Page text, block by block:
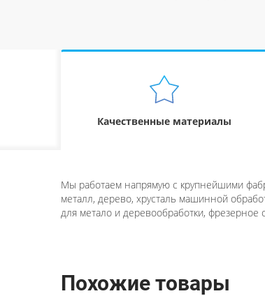
Качественные материалы
Мы работаем напрямую с крупнейшими
металл, дерево, хрусталь машинной
для метало и деревообработки,
Похожие товары